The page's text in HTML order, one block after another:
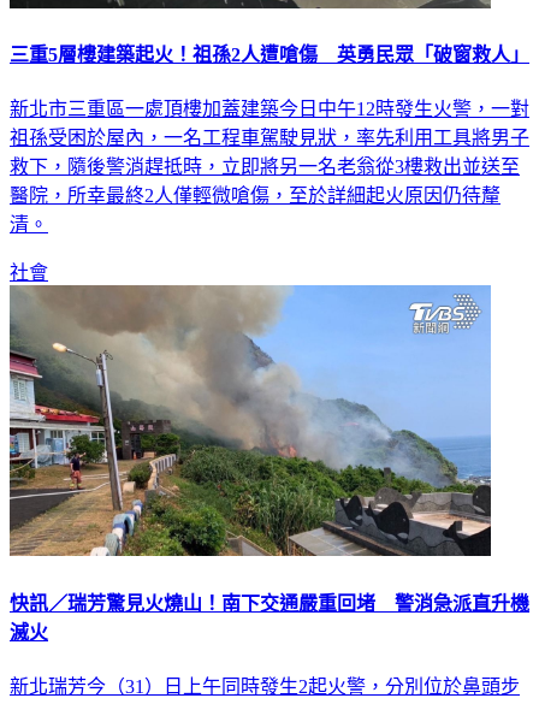
三重5層樓建築起火！祖孫2人遭嗆傷 英勇民眾「破窗救人」
新北市三重區一處頂樓加蓋建築今日中午12時發生火警，一對
祖孫受困於屋內，一名工程車駕駛見狀，率先利用工具將男子
救下，隨後警消趕抵時，立即將另一名老翁從3樓救出並送至
醫院，所幸最終2人僅輕微嗆傷，至於詳細起火原因仍待釐
清。
社會
快訊／瑞芳驚見火燒山！南下交通嚴重回堵 警消急派直升機
滅火
新北瑞芳今（31）日上午同時發生2起火警，分別位於鼻頭步